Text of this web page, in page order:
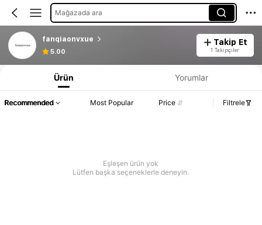
Mağazada ara
fanqiaonvxue
5.00
Takip Et
1 Takipçiler
Ürün Yorumlar
Recommended Most Popular Price Filtrele
Eşleşen ürün yok
Lütfen başka seçeneklerle deneyin.